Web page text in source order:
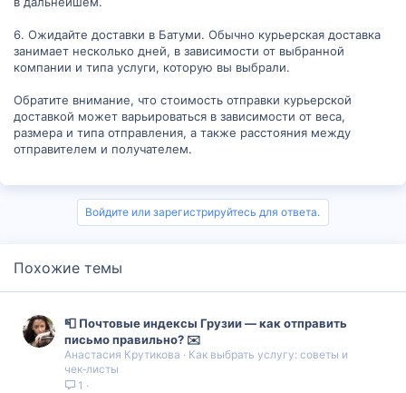
6. Ожидайте доставки в Батуми. Обычно курьерская доставка
занимает несколько дней, в зависимости от выбранной
компании и типа услуги, которую вы выбрали.
Обратите внимание, что стоимость отправки курьерской
доставкой может варьироваться в зависимости от веса,
размера и типа отправления, а также расстояния между
отправителем и получателем.
Войдите или зарегистрируйтесь для ответа.
Похожие темы
📮 Почтовые индексы Грузии — как отправить
письмо правильно? ✉️
Анастасия Крутикова
Как выбрать услугу: советы и
чек‑листы
1